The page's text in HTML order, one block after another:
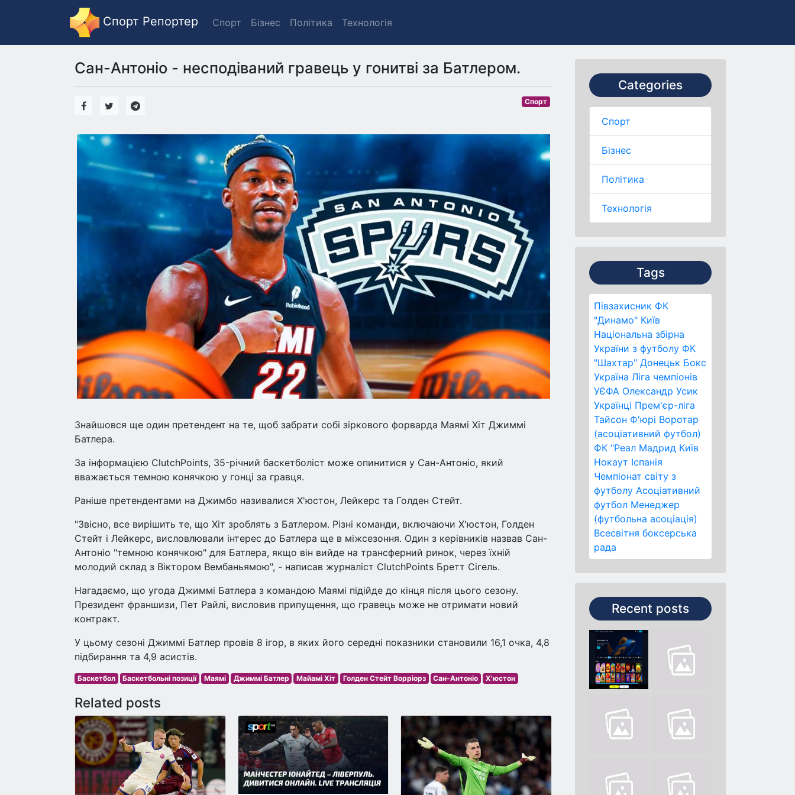
Спорт Репортер Спорт Бізнес Політика Технологія
Categories
Спорт
Бізнес
Політика
Технологія
Tags
Півзахисник ФК
"Динамо" Київ
Національна збірна
України з футболу ФК
"Шахтар" Донецьк Бокс
Україна Ліга чемпіонів
УЄФА Олександр Усик
Українці Прем'єр-ліга
Тайсон Ф'юрі Воротар
(асоціативний футбол)
ФК "Реал Мадрид Київ
Нокаут Іспанія
Чемпіонат світу з
футболу Асоціативний
футбол Менеджер
(футбольна асоціація)
Всесвітня боксерська
рада
Recent posts
Сан-Антоніо - несподіваний гравець у гонитві за Батлером.
Спорт
Знайшовся ще один претендент на те, щоб забрати собі зіркового форварда Маямі Хіт Джиммі
Батлера.
За інформацією ClutchPoints, 35-річний баскетболіст може опинитися у Сан-Антоніо, який
вважається темною конячкою у гонці за гравця.
Раніше претендентами на Джимбо називалися Х'юстон, Лейкерс та Голден Стейт.
"Звісно, все вирішить те, що Хіт зроблять з Батлером. Різні команди, включаючи Х'юстон, Голден
Стейт і Лейкерс, висловлювали інтерес до Батлера ще в міжсезоння. Один з керівників назвав Сан-
Антоніо "темною конячкою" для Батлера, якщо він вийде на трансферний ринок, через їхній
молодий склад з Віктором Вембаньямою", - написав журналіст ClutchPoints Бретт Сігель.
Нагадаємо, що угода Джиммі Батлера з командою Маямі підійде до кінця після цього сезону.
Президент франшизи, Пет Райлі, висловив припущення, що гравець може не отримати новий
контракт.
У цьому сезоні Джиммі Батлер провів 8 ігор, в яких його середні показники становили 16,1 очка, 4,8
підбирання та 4,9 асистів.
Баскетбол Баскетбольні позиції Маямі Джиммі Батлер Майамі Хіт Голден Стейт Ворріорз Сан-Антоніо Х'юстон
Related posts